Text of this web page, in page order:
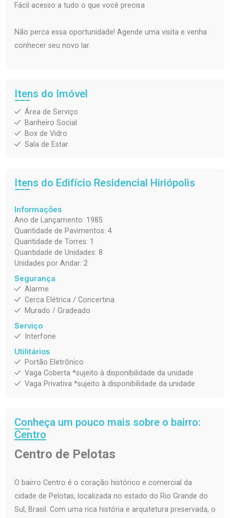
Fácil acesso a tudo o que você precisa
Não perca essa oportunidade! Agende uma visita e venha
conhecer seu novo lar.
Itens do Imóvel
Área de Serviço
Banheiro Social
Box de Vidro
Sala de Estar
Itens do Edifício Residencial Hiriópolis
Informações
Ano de Lançamento: 1985
Quantidade de Pavimentos: 4
Quantidade de Torres: 1
Quantidade de Unidades: 8
Unidades por Andar: 2
Segurança
Alarme
Cerca Elétrica / Concertina
Murado / Gradeado
Serviço
Interfone
Utilitários
Portão Eletrônico
Vaga Coberta *sujeito à disponibilidade da unidade
Vaga Privativa *sujeito à disponibilidade da unidade
Conheça um pouco mais sobre o bairro:
Centro
Centro de Pelotas
O bairro Centro é o coração histórico e comercial da
cidade de Pelotas, localizada no estado do Rio Grande do
Sul, Brasil. Com uma rica história e arquitetura preservada, o